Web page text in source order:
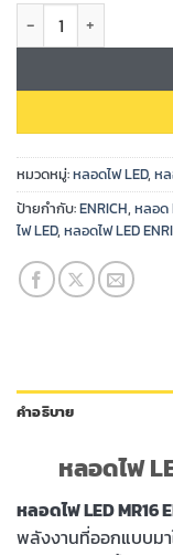
จำนวน หลอดไฟ LED
หมวดหมู่:หลอดไฟ LED, ห
ป้ายกำกับ:ENRICH, หลอด
ไฟ LED, หลอดไฟ LED
คำอธิบาย
หลอดไฟ
หลอดไฟ LED MR16
พลังงานที่ออกแบบมา